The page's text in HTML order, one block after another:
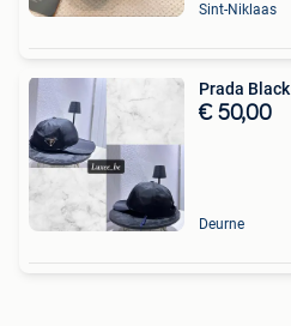
Sint-Niklaas
Prada Black
€ 50,00
Deurne